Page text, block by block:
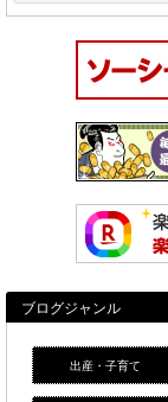
ブログジャンル
出産・子育て